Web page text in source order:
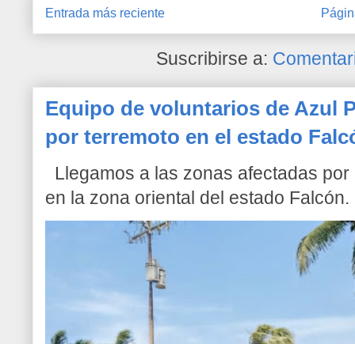
Entrada más reciente
Suscribirse a:
Equipo de voluntarios de Azul
por terremoto en el estado
Llegamos a las zonas afectadas
en la zona oriental del estado